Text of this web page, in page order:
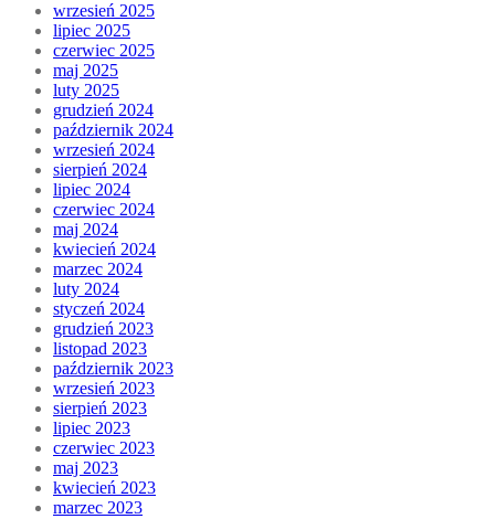
wrzesień 2025
lipiec 2025
czerwiec 2025
maj 2025
luty 2025
grudzień 2024
październik 2024
wrzesień 2024
sierpień 2024
lipiec 2024
czerwiec 2024
maj 2024
kwiecień 2024
marzec 2024
luty 2024
styczeń 2024
grudzień 2023
listopad 2023
październik 2023
wrzesień 2023
sierpień 2023
lipiec 2023
czerwiec 2023
maj 2023
kwiecień 2023
marzec 2023